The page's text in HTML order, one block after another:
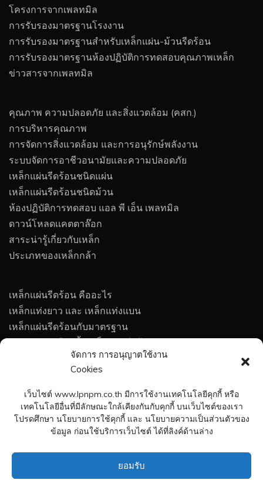
จัดการ การอนุญาตใช้งาน
Cookies
เว็บไซต์ www.lpnpm.co.th มีการใช้งานเทคโนโลยีคุกกี้ หรือ
เทคโนโลยีอื่นที่มีลักษณะใกล้เคียงกันกับคุกกี้ บนเว็บไซต์ของเรา
โปรดศึกษา นโยบายการใช้คุกกี้ และ นโยบายความเป็นส่วนตัวของ
ข้อมูล ก่อนใช้บริการเว็บไซต์ ได้ที่ลิงค์ด้านล่าง
ยอมรับ
โครงการจากเพลทมิล
การรับรองมาตรฐานโรงงาน
การรับรองมาตรฐานสำหรับเหล็กแผ่น-ม้วนรีดร้อน
การรับรองมาตรฐานห้องปฏิบัติการทดสอบคุณภาพเหล็ก
ข่าวสารจากเพลทมิล
คุณภาพ ความปลอดภัย และสิ่งแวดล้อม (คสก.)
การบริหารคุณภาพ
การจัดการสิ่งแวดล้อม และการอนุรักษ์พลังงาน
ระบบจัดการอาชีวอนามัยและความปลอดภัย
เหล็กแผ่นรีดร้อนชนิดแผ่น
เหล็กแผ่นรีดร้อนชนิดม้วน
ห้องปฏิบัติการทดสอบ แอล พี เอ็น เพลทมิล
ดาวน์โหลดเเคตตาล๊อก
สาระน่ารู้เกี่ยวกับเหล็ก
ประเภทของเหล็กกล้า
เหล็กแผ่นรีดร้อน คืออะไร
เหล็กแท่งยาว และ เหล็กแท่งแบน
เหล็กแผ่นรีดร้อนกับมาตรฐาน
เทคนิคการเลือกซื้อเหล็กแผ่นรีดร้อน
การกัดกร่อนของโลหะ
การป้องกันการกัดกร่อนของโลหะ
กรรมวิธีทางความร้อนของเหล็กกล้า
สูตรคำนวณน้ำหนักเหล็กแผ่น
ร่วมงานกับเพลทมิล
ติดต่อเพลทมิล